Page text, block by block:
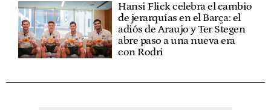
Hansi Flick celebra el cambio
de jerarquías en el Barça: el
adiós de Araujo y Ter Stegen
abre paso a una nueva era
con Rodri